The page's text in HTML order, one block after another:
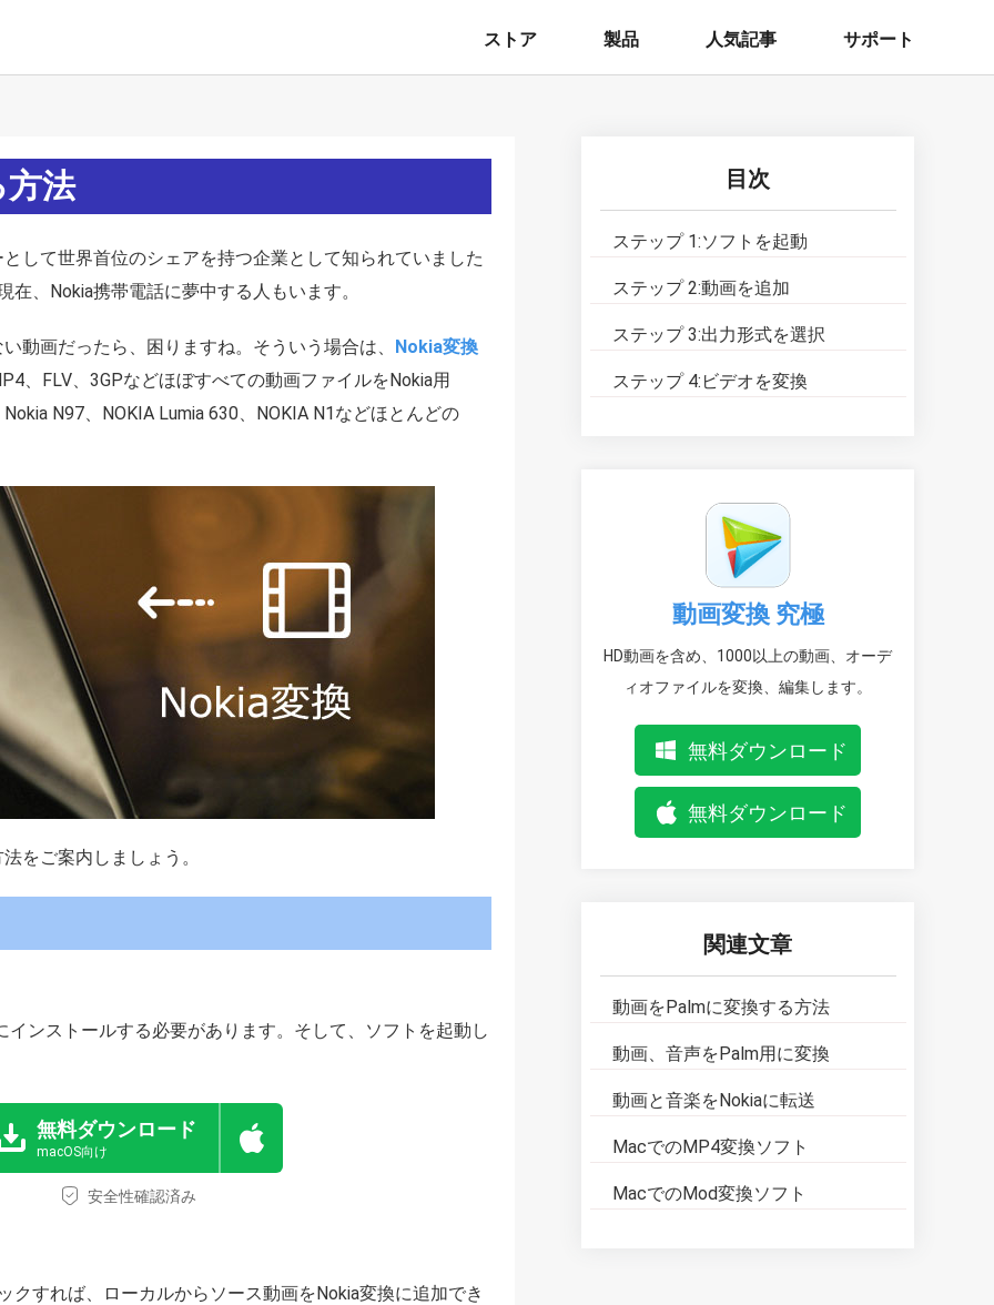
ストア 製品 人気記事 サポート
法
して世界首位のシェアを持つ企業として知られていました
、Nokia携帯電話に夢中する人もいます。
動画だったら、困りますね。そういう場合は、 Nokia変換
、FLV、3GPなどほぼすべての動画ファイルをNokia用
N97、NOKIA Lumia 630、NOKIA N1などほとんどの
をご案内しましょう。
ンストールする必要があります。そして、ソフトを起動し
無料ダウンロード
macOS向け
安全性確認済み
すれば、ローカルからソース動画をNokia変換に追加でき
目次
ステップ 1:ソフトを起動
ステップ 2:動画を追加
ステップ 3:出力形式を選択
ステップ 4: ビデオを変換
動画変換 究極
HD動画を含め、1000以上の動画、オーデ
ィオファイルを変換、編集します。
無料ダウンロード
無料ダウンロード
関連文章
動画をPalmに変換する方法
動画、音声をPalm用に変換
動画と音楽をNokiaに転送
MacでのMP4変換ソフト
MacでのMod変換ソフト